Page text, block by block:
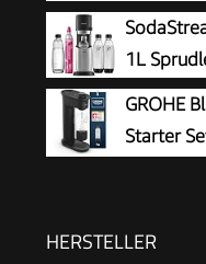
600 ml)
Schwarz, Höhe
1L
GROHE
Starter
31943K00
HERSTELLER